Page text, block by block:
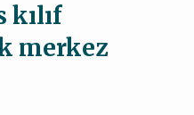
kılıf
merkez